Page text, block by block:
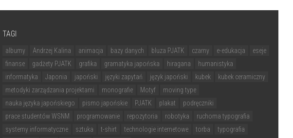
TAGI
albumy Andrzej Kalina animacja bazy danych bluza PJATK czarny e-edukacja
eseje
finanse
gadżety PJATK grafika gramatyka japońska hiragana
humanistyka
informatyka
Japonia japoński języki zapytań język japoński kubek
kubek ceramiczny
metodyki zarządzania projektami
monografie Motyf
moving type
nauka języka japońskiego
pismo japońskie PJATK plakat
podręczniki
prace studentów WSNM
programowanie repozytoria robotyka
ruchoma typografia
systemy informatyczne
sztuka t-shirt technologie internetowe torba
typografia